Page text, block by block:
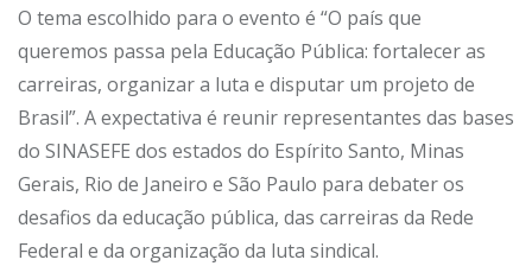
O tema escolhido para o evento é “O país que
queremos passa pela Educação Pública: fortalecer as
carreiras, organizar a luta e disputar um projeto de
Brasil”. A expectativa é reunir representantes das bases
do SINASEFE dos estados do Espírito Santo, Minas
Gerais, Rio de Janeiro e São Paulo para debater os
desafios da educação pública, das carreiras da Rede
Federal e da organização da luta sindical.